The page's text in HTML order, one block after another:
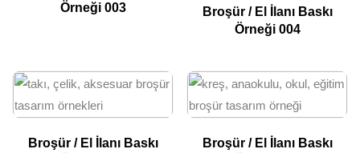
Örneği 003
Broşür / El İlanı Baskı
Örneği 004
Broşür / El İlanı Baskı
Broşür / El İlanı Baskı